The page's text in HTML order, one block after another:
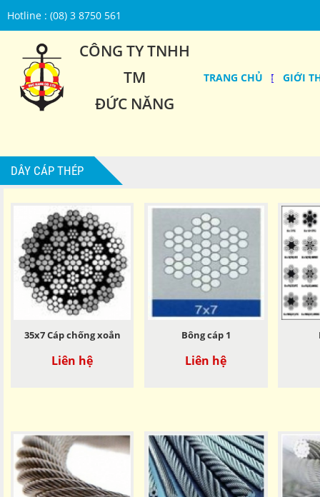
Hotline : (08) 3 8750 561
CÔNG TY TNHH
TM
ĐỨC NĂNG
TRANG CHỦ GIỚI
DÂY CÁP THÉP
35x7 Cáp chống xoắn
Liên hệ
Bông cáp 1
Liên hệ